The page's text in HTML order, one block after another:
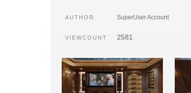
AUTHOR SuperUser Account
VIEWCOUNT 2581